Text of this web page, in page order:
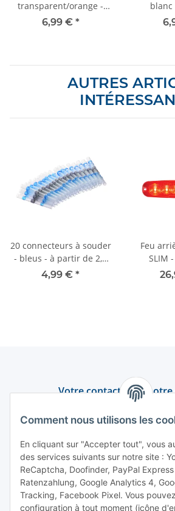
Comment nous utilisons les
En cliquant sur "Accepter tout", vous
des services suivants sur notre site :
ReCaptcha, Doofinder, PayPal
Ratenzahlung, Google Analytics 4,
Tracking, Facebook Pixel. Vous
configuration à tout moment (icône
transparent/orange -
12V/24V
6,99 € *
blanc
AUTRES
20 connecteurs à souder
- bleus - à partir de 2,5
mm²
4,99 € *
Feu
SLIM
Votre contact avec
+49 (0) 6550 979 969-0
Trouver un interlocuteur
Information et service